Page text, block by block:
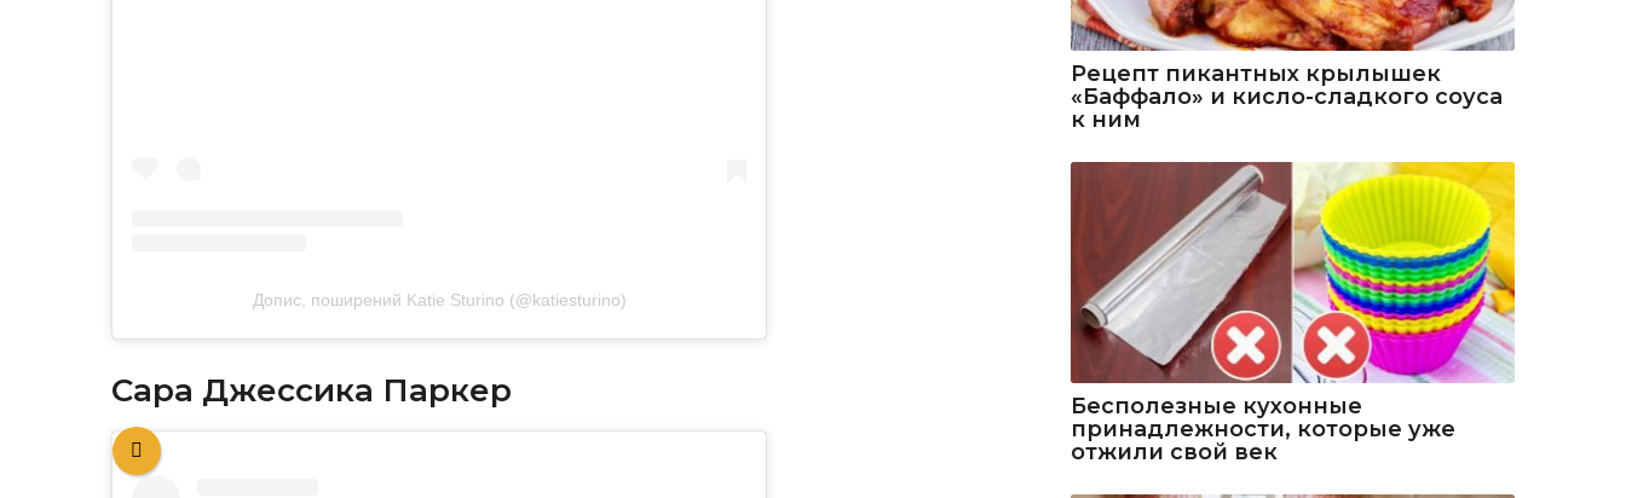
Допис, поширений Katie Sturino (@katiesturino)
Сара Джессика Паркер
Рецепт пикантных крылышек
«Баффало» и кисло-сладкого соуса
к ним
Бесполезные кухонные
принадлежности, которые уже
отжили свой век